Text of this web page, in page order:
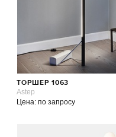
ТОРШЕР 1063
Astep
Цена: по запросу